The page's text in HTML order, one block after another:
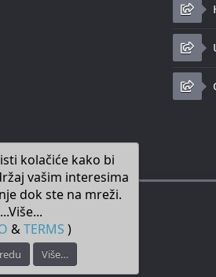
kolačiće kako bi
vašim interesima
dok ste na mreži.
...Više...
&TERMS )
Više…